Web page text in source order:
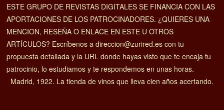
ESTE GRUPO DE REVISTAS DIGITALES SE FINANCIA CON LAS
APORTACIONES DE LOS PATROCINADORES. ¿QUIERES UNA
MENCION, RESEÑA O ENLACE EN ESTE U OTROS
ARTÍCULOS? Escríbenos a direccion@zurired.es con tu
propuesta detallada y la URL donde hayas visto que te encaja tu
patrocinio, lo estudiamos y te respondemos en unas horas.
Madrid, 1922. La tienda de vinos que lleva cien años acertando.